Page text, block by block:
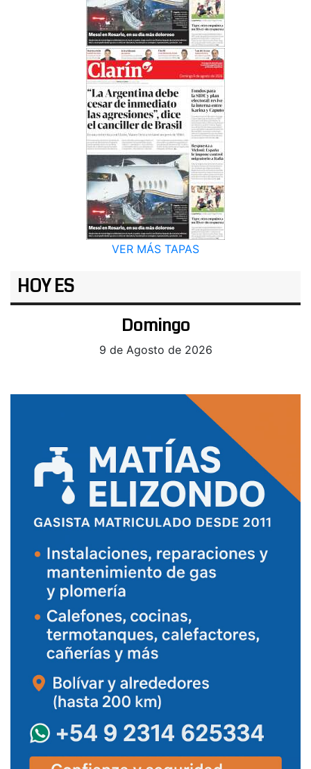
VER MÁS TAPAS
HOY ES
Domingo
9 de Agosto de 2026